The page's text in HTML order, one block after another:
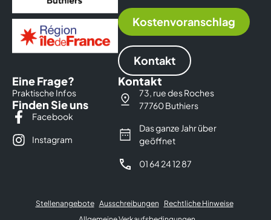
Eine Frage?
Praktische Infos
Finden Sie uns
Facebook
Instagram
Kontakt
73, rue des Roches
77760 Buthiers
Das ganze Jahr über
geöffnet
01 64 24 12 87
Kostenvoranschlag
Kontakt
Stellenangebote Ausschreibungen
Rechtliche Hinweise